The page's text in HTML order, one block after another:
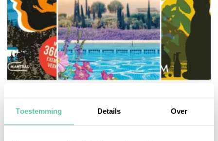
Toestemming Details Over
9 nieuwe boeken die in Frankrijk spelen
20 JULI 2026